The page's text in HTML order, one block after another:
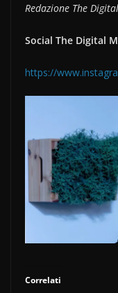
Redazione The
Social The Digital
https://
Correlati